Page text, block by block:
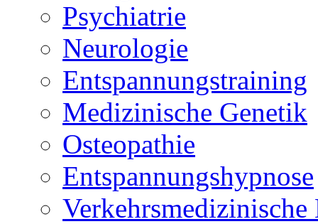
Psychiatrie
Neurologie
Entspannungstraining
Medizinische Genetik
Osteopathie
Entspannungshypnose
Verkehrsmedizinische